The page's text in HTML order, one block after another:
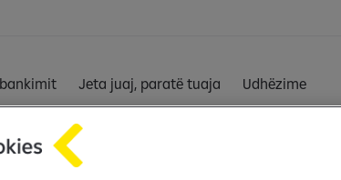
Jeta juaj, paratë tuaja Udhëzime